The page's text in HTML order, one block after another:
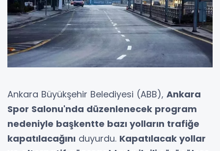
Ankara Büyükşehir Belediyesi (ABB), Ankara
Spor Salonu'nda düzenlenecek program
nedeniyle başkentte bazı yolların trafiğe
kapatılacağını duyurdu. Kapatılacak yollar